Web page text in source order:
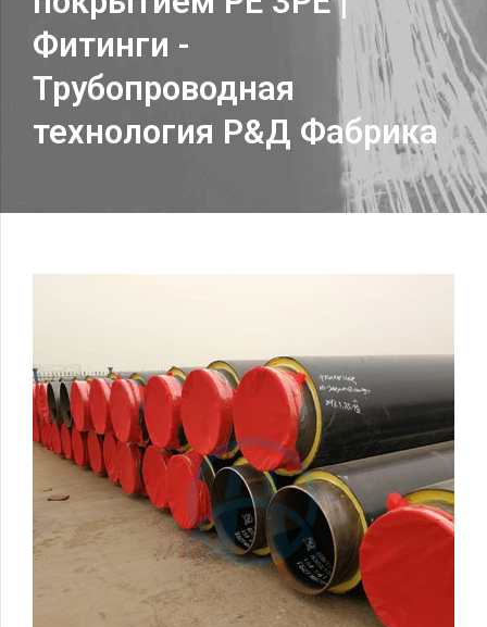
Фитинги -
Трубопроводная
технология Р&Д Фабрика